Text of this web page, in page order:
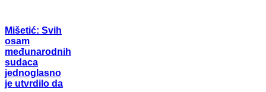
Mišetić: Svih
osam
međunarodnih
sudaca
jednoglasno
je utvrdilo da